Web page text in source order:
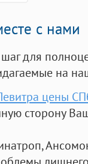
с нами
для
на
цены
сторону